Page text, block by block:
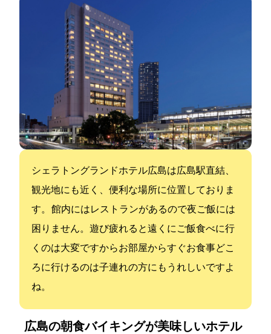
シェラトングランドホテル広島は広島駅直結、
観光地にも近く、便利な場所に位置しておりま
す。 館内にはレストランがあるので夜ご飯には
困りません。遊び疲れると遠くにご飯食べに行
くのは大変ですからお部屋からすぐお食事どこ
ろに行けるのは子連れの方にもうれしいですよ
ね。
広島の朝食バイキングが美味しいホテル: